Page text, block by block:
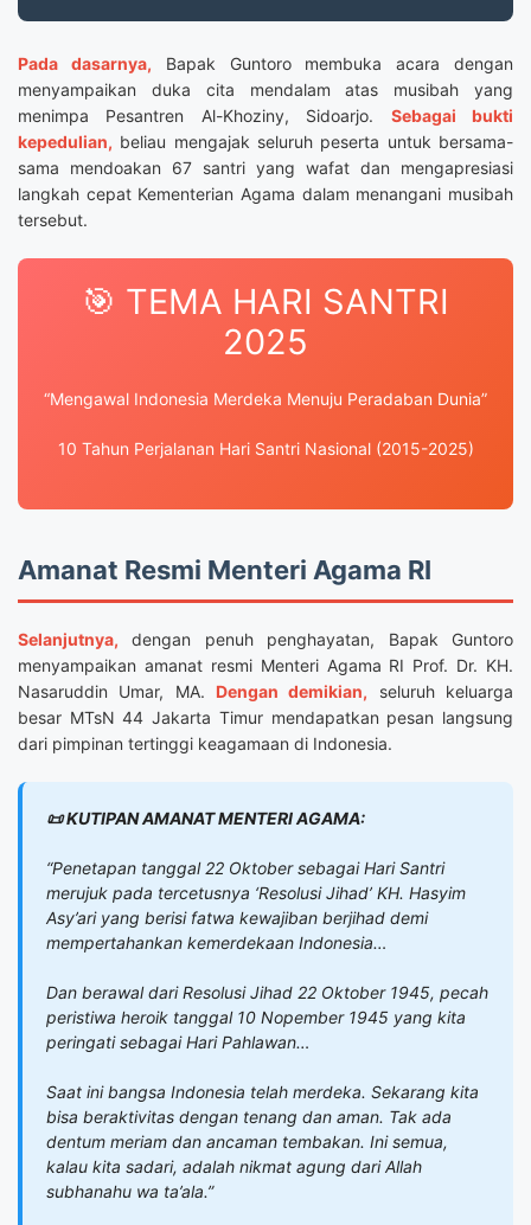
Pada dasarnya, Bapak Guntoro membuka acara dengan
menyampaikan duka cita mendalam atas musibah yang
menimpa Pesantren Al-Khoziny, Sidoarjo. Sebagai bukti
kepedulian, beliau mengajak seluruh peserta untuk bersama-
sama mendoakan 67 santri yang wafat dan mengapresiasi
langkah cepat Kementerian Agama dalam menangani musibah
tersebut.
🎯 TEMA HARI SANTRI
2025
“Mengawal Indonesia Merdeka Menuju Peradaban Dunia”
10 Tahun Perjalanan Hari Santri Nasional (2015-2025)
Amanat Resmi Menteri Agama RI
Selanjutnya, dengan penuh penghayatan, Bapak Guntoro
menyampaikan amanat resmi Menteri Agama RI Prof. Dr. KH.
Nasaruddin Umar, MA. Dengan demikian, seluruh keluarga
besar MTsN 44 Jakarta Timur mendapatkan pesan langsung
dari pimpinan tertinggi keagamaan di Indonesia.
📜 KUTIPAN AMANAT MENTERI AGAMA:
“Penetapan tanggal 22 Oktober sebagai Hari Santri
merujuk pada tercetusnya ‘Resolusi Jihad’ KH. Hasyim
Asy’ari yang berisi fatwa kewajiban berjihad demi
mempertahankan kemerdekaan Indonesia…
Dan berawal dari Resolusi Jihad 22 Oktober 1945, pecah
peristiwa heroik tanggal 10 Nopember 1945 yang kita
peringati sebagai Hari Pahlawan…
Saat ini bangsa Indonesia telah merdeka. Sekarang kita
bisa beraktivitas dengan tenang dan aman. Tak ada
dentum meriam dan ancaman tembakan. Ini semua,
kalau kita sadari, adalah nikmat agung dari Allah
subhanahu wa ta’ala.”